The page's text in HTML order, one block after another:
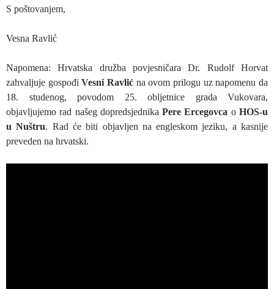
S poštovanjem,
Vesna Ravlić
Napomena: Hrvatska družba povjesničara Dr. Rudolf Horvat
zahvaljuje gospođiVesni Ravlić na ovom prilogu uz napomenu da
18. studenog, povodom 25. obljetnice grada Vukovara,
objavljujemo rad našeg dopredsjednikaPere Ercegovca oHOS-u
u Nuštru. Rad će biti objavljen na engleskom jeziku, a kasnije
preveden na hrvatski.